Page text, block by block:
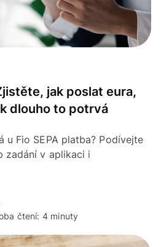
jak poslat eura,
dlouho to potrvá
u Fio SEPA platba? Podívejte
zadání v aplikaci i
čtení: 4 minuty